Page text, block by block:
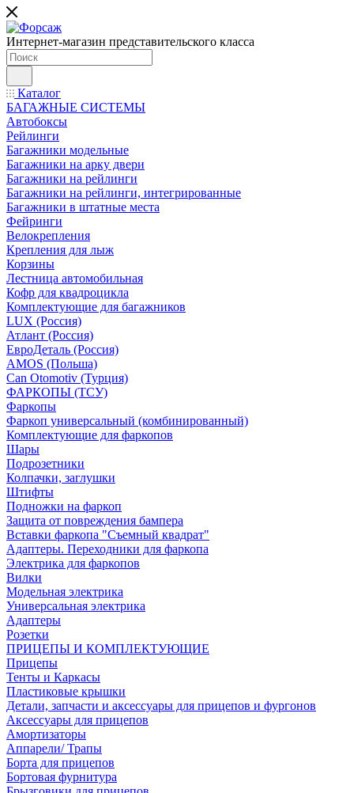
Интернет-магазин представительского класса
Каталог
БАГАЖНЫЕ СИСТЕМЫ
Автобоксы
Рейлинги
Багажники модельные
Багажники на арку двери
Багажники на рейлинги
Багажники на рейлинги, интегрированные
Багажники в штатные места
Фейринги
Велокрепления
Крепления для лыж
Корзины
Лестница автомобильная
Кофр для квадроцикла
Комплектующие для багажников
LUX (Россия)
Атлант (Россия)
ЕвроДеталь (Россия)
AMOS (Польша)
Can Otomotiv (Турция)
ФАРКОПЫ (ТСУ)
Фаркопы
Фаркоп универсальный (комбинированный)
Комплектующие для фаркопов
Шары
Подрозетники
Колпачки, заглушки
Штифты
Подножки на фаркоп
Защита от повреждения бампера
Вставки фаркопа "Съемный квадрат"
Адаптеры. Переходники для фаркопа
Электрика для фаркопов
Вилки
Модельная электрика
Универсальная электрика
Адаптеры
Розетки
ПРИЦЕПЫ И КОМПЛЕКТУЮЩИЕ
Прицепы
Тенты и Каркасы
Пластиковые крышки
Детали, запчасти и аксессуары для прицепов и фургонов
Аксессуары для прицепов
Амортизаторы
Аппарели/ Трапы
Борта для прицепов
Бортовая фурнитура